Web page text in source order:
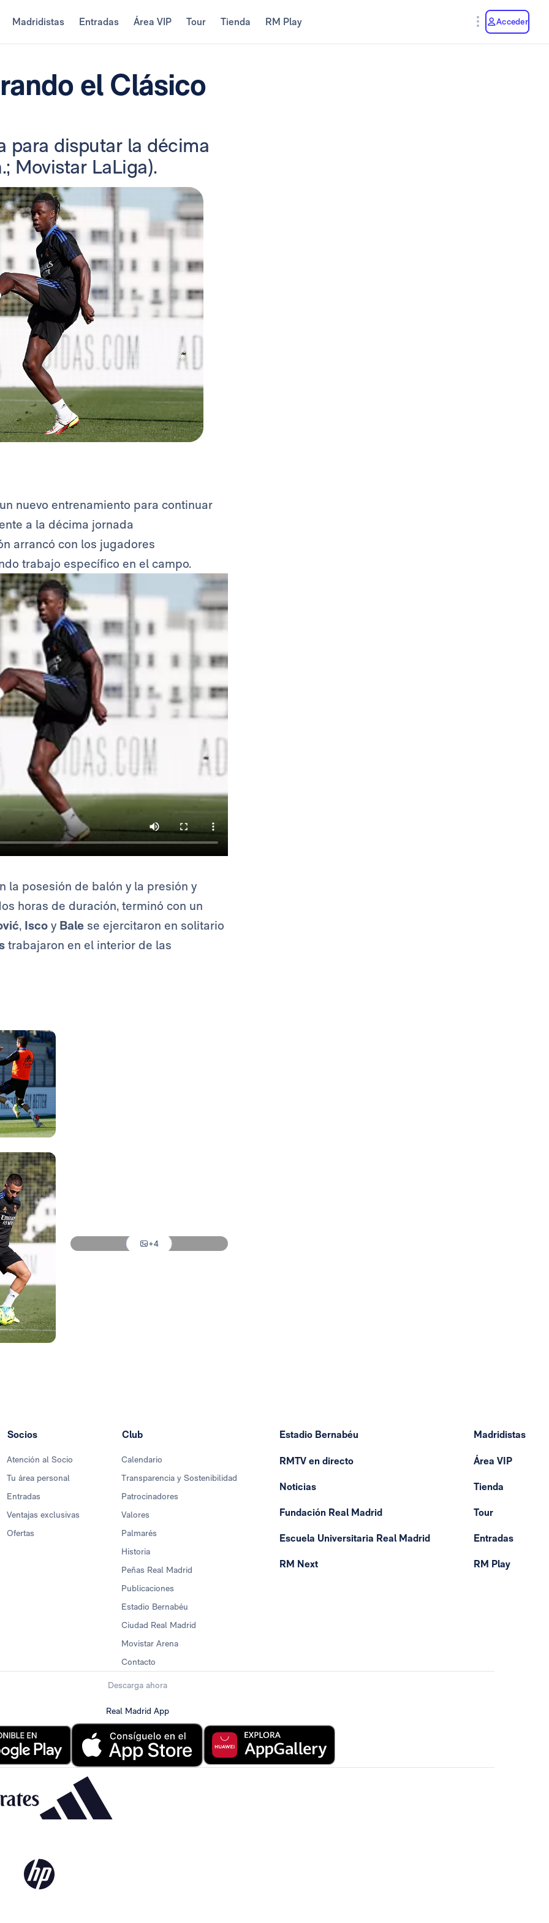
Madridistas Entradas Área VIP Tour Tienda RM Play Acceder
el Clásico
para disputar la décima
Movistar LaLiga).
un nuevo entrenamiento para continuar
a la décima jornada
arrancó con los jugadores
trabajo específico en el campo.
la posesión de balón y la presión y
horas de duración, terminó con un
, Isco y Bale se ejercitaron en solitario
trabajaron en el interior de las
+4
Socios
Atención al Socio
Tu área personal
Entradas
Ventajas exclusivas
Ofertas
Club
Calendario
Transparencia y Sostenibilidad
Patrocinadores
Valores
Palmarés
Historia
Peñas Real Madrid
Publicaciones
Estadio Bernabéu
Ciudad Real Madrid
Movistar Arena
Contacto
Estadio Bernabéu
RMTV en directo
Noticias
Fundación Real Madrid
Escuela Universitaria Real Madrid
RM Next
Madridistas
Área VIP
Tienda
Tour
Entradas
RM Play
Descarga ahora
Real Madrid App